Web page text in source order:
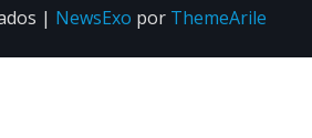
| NewsExo por ThemeArile